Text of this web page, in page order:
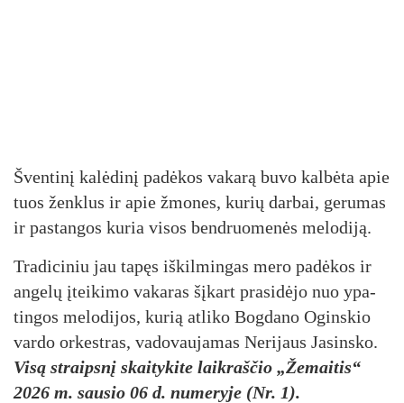
Šven­ti­nį ka­lė­di­nį pa­dė­kos va­ka­rą bu­vo kal­bė­ta apie
tuos ženk­lus ir apie žmo­nes, ku­rių dar­bai, ge­ru­mas
ir pa­stan­gos ku­ria vi­sos bend­ruo­me­nės me­lo­di­ją.
Tra­di­ci­niu jau ta­pęs iš­kil­min­gas me­ro pa­dė­kos ir
an­ge­lų įtei­ki­mo va­ka­ras šį­kart pra­si­dė­jo nuo ypa­
tin­gos me­lo­di­jos, ku­rią at­li­ko Bog­da­no Ogins­kio
var­do or­kest­ras, va­do­vau­ja­mas Ne­ri­jaus Ja­sins­ko.
Visą straipsnį skaitykite laikraščio „Žemaitis“
2026 m. sausio 06 d. numeryje (Nr. 1).